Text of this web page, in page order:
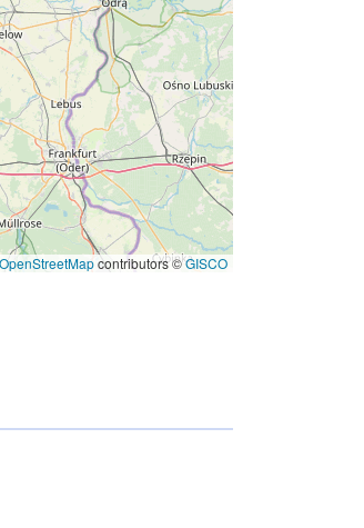
OpenStreetMapcontributors ©GISCO